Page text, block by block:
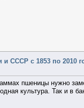
и СССР с 1853 по 2010
пшеницы нужно
культура. Так и в